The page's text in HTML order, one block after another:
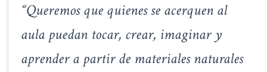
“Queremos que quienes se acerquen al
aula puedan tocar, crear, imaginar y
aprender a partir de materiales naturales